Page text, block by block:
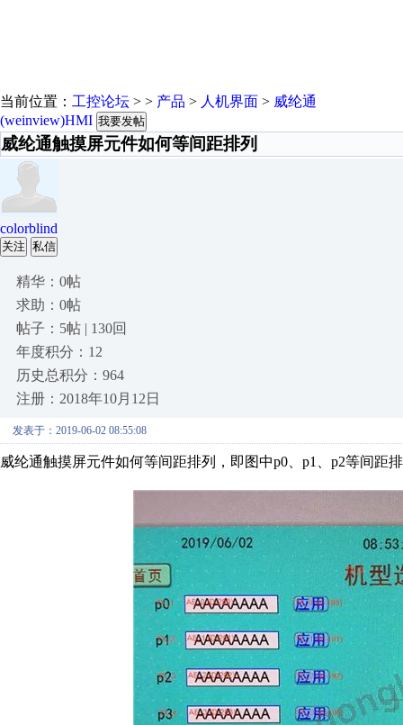
当前位置： 工控论坛 > > 产品 > 人机界面 > 威纶通
(weinview)HMI 我要发帖
威纶通触摸屏元件如何等间距排列
colorblind
关注 私信
精华：0帖
求助：0帖
帖子：5帖 | 130回
年度积分：12
历史总积分：964
注册：2018年10月12日
发表于：2019-06-02 08:55:08
威纶通触摸屏元件如何等间距排列，即图中p0、p1、p2等间距